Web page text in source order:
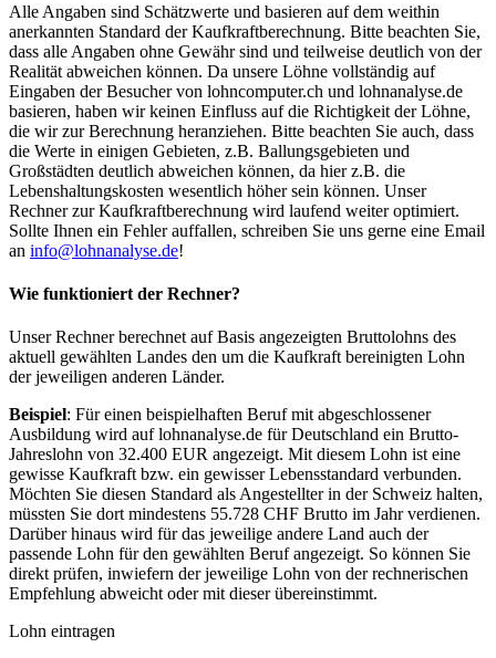
Alle Angaben sind Schätzwerte und basieren auf dem weithin
anerkannten Standard der Kaufkraftberechnung. Bitte beachten Sie,
dass alle Angaben ohne Gewähr sind und teilweise deutlich von der
Realität abweichen können. Da unsere Löhne vollständig auf
Eingaben der Besucher von lohncomputer.ch und lohnanalyse.de
basieren, haben wir keinen Einfluss auf die Richtigkeit der Löhne,
die wir zur Berechnung heranziehen. Bitte beachten Sie auch, dass
die Werte in einigen Gebieten, z.B. Ballungsgebieten und
Großstädten deutlich abweichen können, da hier z.B. die
Lebenshaltungskosten wesentlich höher sein können. Unser
Rechner zur Kaufkraftberechnung wird laufend weiter optimiert.
Sollte Ihnen ein Fehler auffallen, schreiben Sie uns gerne eine Email
an info@lohnanalyse.de!
Wie funktioniert der Rechner?
Unser Rechner berechnet auf Basis angezeigten Bruttolohns des
aktuell gewählten Landes den um die Kaufkraft bereinigten Lohn
der jeweiligen anderen Länder.
Beispiel: Für einen beispielhaften Beruf mit abgeschlossener
Ausbildung wird auf lohnanalyse.de für Deutschland ein Brutto-
Jahreslohn von 32.400 EUR angezeigt. Mit diesem Lohn ist eine
gewisse Kaufkraft bzw. ein gewisser Lebensstandard verbunden.
Möchten Sie diesen Standard als Angestellter in der Schweiz halten,
müssten Sie dort mindestens 55.728 CHF Brutto im Jahr verdienen.
Darüber hinaus wird für das jeweilige andere Land auch der
passende Lohn für den gewählten Beruf angezeigt. So können Sie
direkt prüfen, inwiefern der jeweilige Lohn von der rechnerischen
Empfehlung abweicht oder mit dieser übereinstimmt.
Lohn eintragen